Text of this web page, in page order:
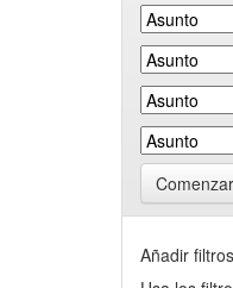
Añadir